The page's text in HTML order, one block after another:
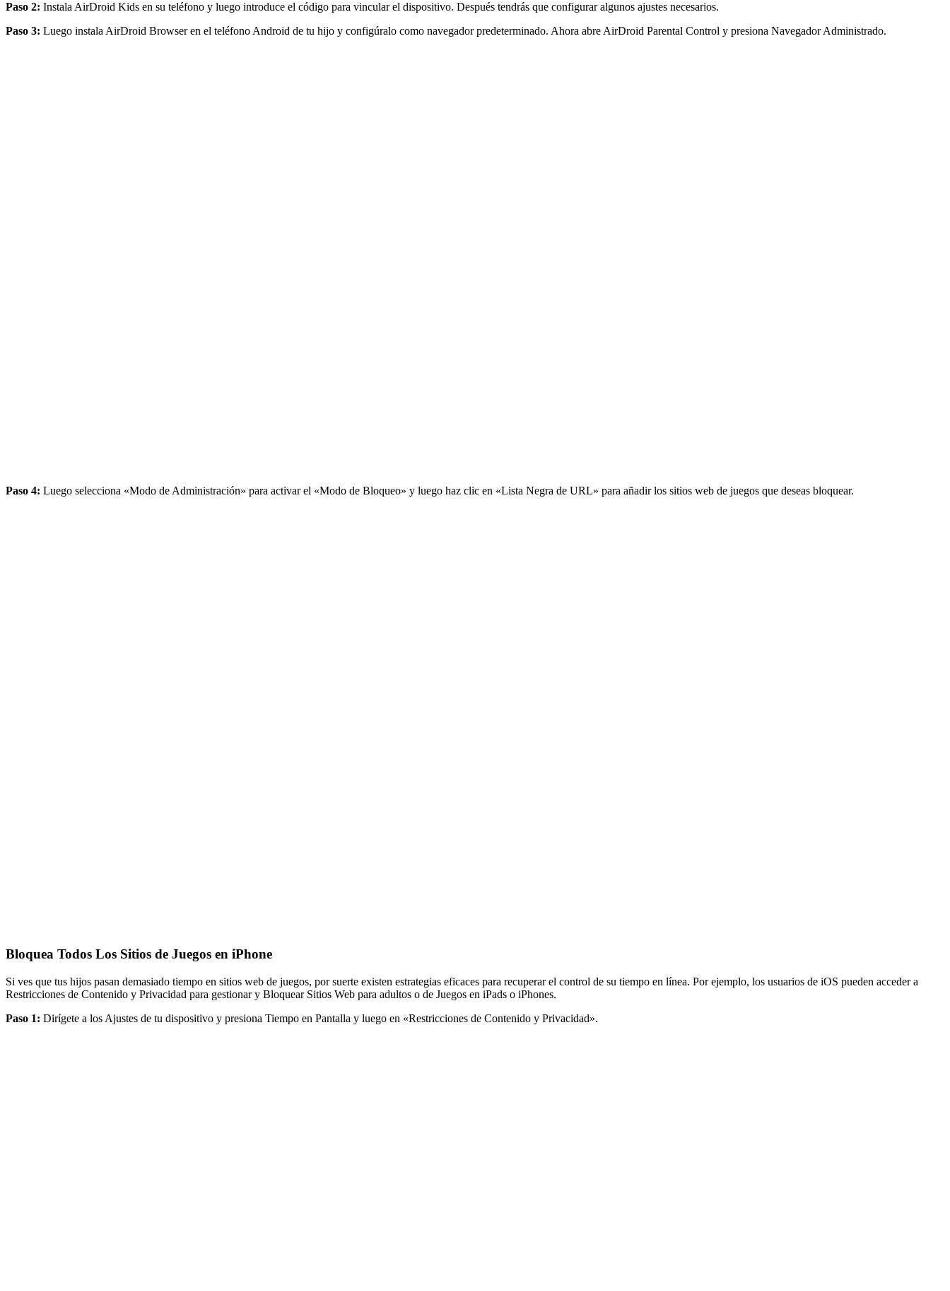
Paso 2: Instala AirDroid Kids en su teléfono y luego introduce el código para vincular el dispositivo. Después tendrás que configurar algunos ajustes necesarios.
Paso 3: Luego instala AirDroid Browser en el teléfono Android de tu hijo y configúralo como navegador predeterminado. Ahora abre AirDroid Parental Control y presiona Navegador Administrado.
Paso 4: Luego selecciona «Modo de Administración» para activar el «Modo de Bloqueo» y luego haz clic en «Lista Negra de URL» para añadir los sitios web de juegos que deseas bloquear.
Bloquea Todos Los Sitios de Juegos en iPhone
Si ves que tus hijos pasan demasiado tiempo en sitios web de juegos, por suerte existen estrategias eficaces para recuperar el control de su tiempo en línea. Por ejemplo, los usuarios de iOS pueden acceder a
Restricciones de Contenido y Privacidad para gestionar y Bloquear Sitios Web para adultos o de Juegos en iPads o iPhones.
Paso 1: Dirígete a los Ajustes de tu dispositivo y presiona Tiempo en Pantalla y luego en «Restricciones de Contenido y Privacidad».